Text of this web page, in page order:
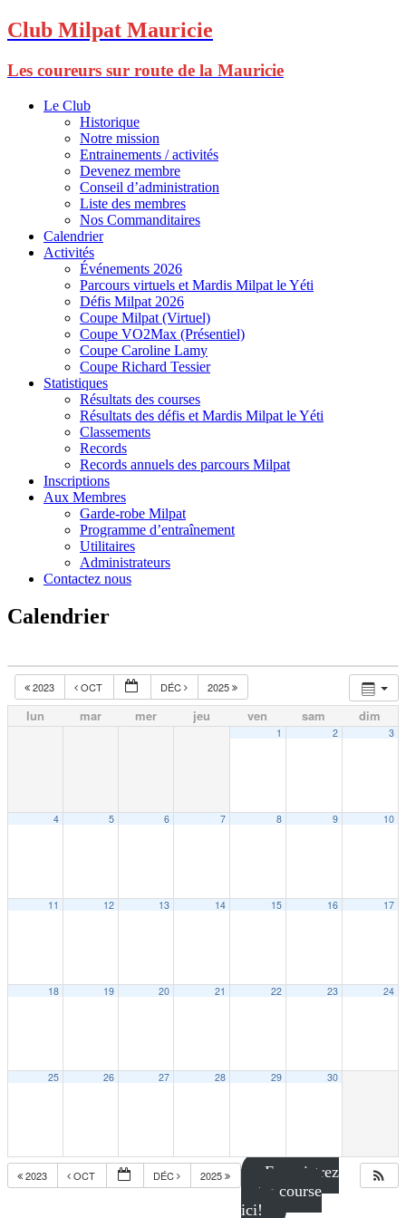
Club Milpat Mauricie
Les coureurs sur route de la Mauricie
Le Club
Historique
Notre mission
Entrainements / activités
Devenez membre
Conseil d’administration
Liste des membres
Nos Commanditaires
Calendrier
Activités
Événements 2026
Parcours virtuels et Mardis Milpat le Yéti
Défis Milpat 2026
Coupe Milpat (Virtuel)
Coupe VO2Max (Présentiel)
Coupe Caroline Lamy
Coupe Richard Tessier
Statistiques
Résultats des courses
Résultats des défis et Mardis Milpat le Yéti
Classements
Records
Records annuels des parcours Milpat
Inscriptions
Aux Membres
Garde-robe Milpat
Programme d’entraînement
Utilitaires
Administrateurs
Contactez nous
Calendrier
2023 OCT DÉC 2025
lun mar mer jeu ven sam dim
1 2 3
4 5 6 7 8 9 10
11 12 13 14 15 16 17
18 19 20 21 22 23 24
25 26 27 28 29 30
2023 OCT DÉC 2025
Enregistrez
votre course
ici!